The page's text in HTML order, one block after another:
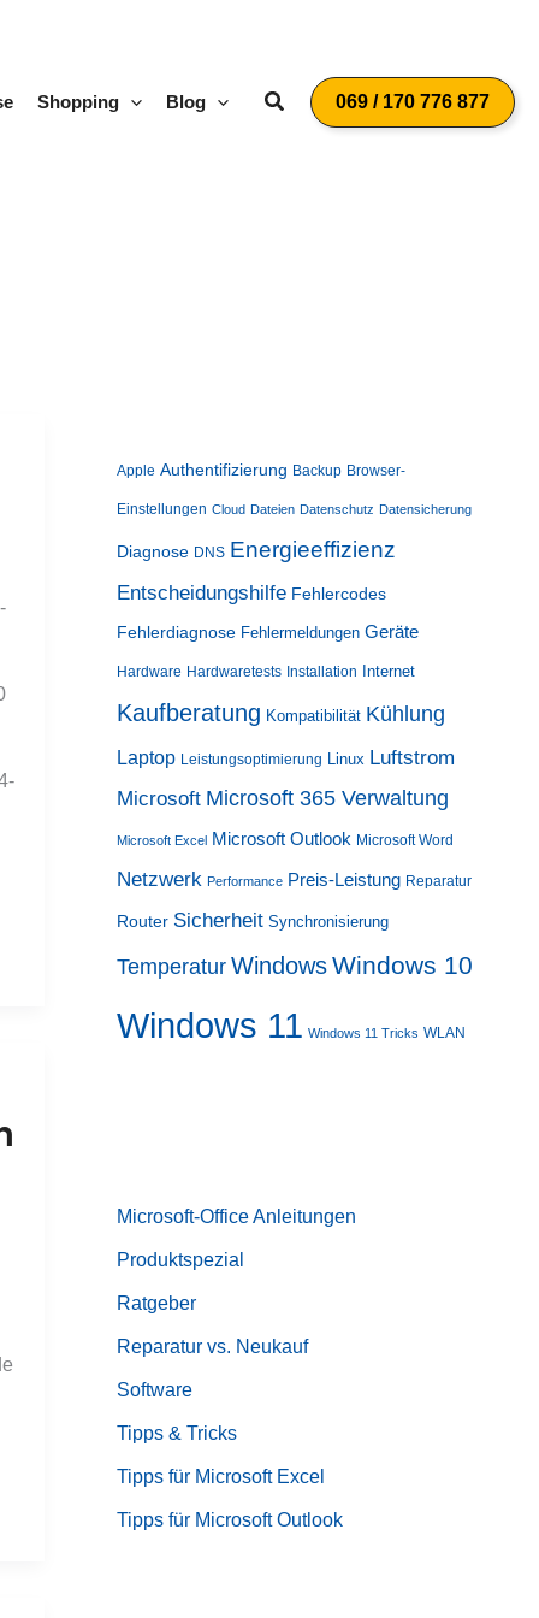
Shopping Blog Suchen069 / 170 776 877
Apple Authentifizierung Backup Browser-
Einstellungen Cloud Dateien Datenschutz Datensicherung
Diagnose DNS Energieeffizienz
Entscheidungshilfe Fehlercodes
Fehlerdiagnose Fehlermeldungen Geräte
Hardware Hardwaretests Installation Internet
Kaufberatung Kompatibilität Kühlung
Laptop Leistungsoptimierung Linux Luftstrom
Microsoft Microsoft 365 Verwaltung
Microsoft Excel Microsoft Outlook Microsoft Word
Netzwerk Performance Preis-Leistung Reparatur
Router Sicherheit Synchronisierung
Temperatur WindowsWindows 10
Windows 11 Windows 11 Tricks WLAN
Microsoft-Office Anleitungen
Produktspezial
Ratgeber
Reparatur vs. Neukauf
Software
Tipps & Tricks
Tipps für Microsoft Excel
Tipps für Microsoft Outlook